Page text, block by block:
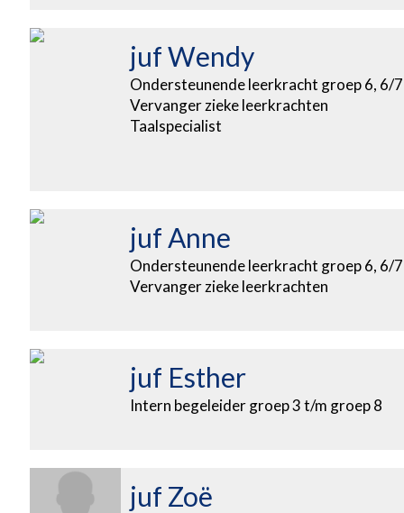
juf Wendy
Ondersteunende leerkracht groep 6, 6/7
Vervanger zieke leerkrachten
Taalspecialist
juf Anne
Ondersteunende leerkracht groep 6, 6/7
Vervanger zieke leerkrachten
juf Esther
Intern begeleider groep 3 t/m groep 8
juf Zoë